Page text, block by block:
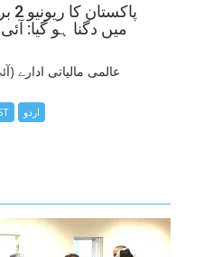
میں دگنا ہو گیا: آئی
اردو